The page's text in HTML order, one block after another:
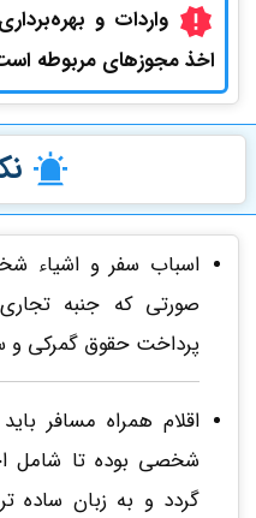
واردات و
اخذ مجوزهای مربوطه
اسباب سفر و اشیاء
صورتی که جنبه‌
پرداخت حقوق گمرکی و
اقلام همراه مسافر
شخصی بوده تا شامل
گردد و به زبان ساده